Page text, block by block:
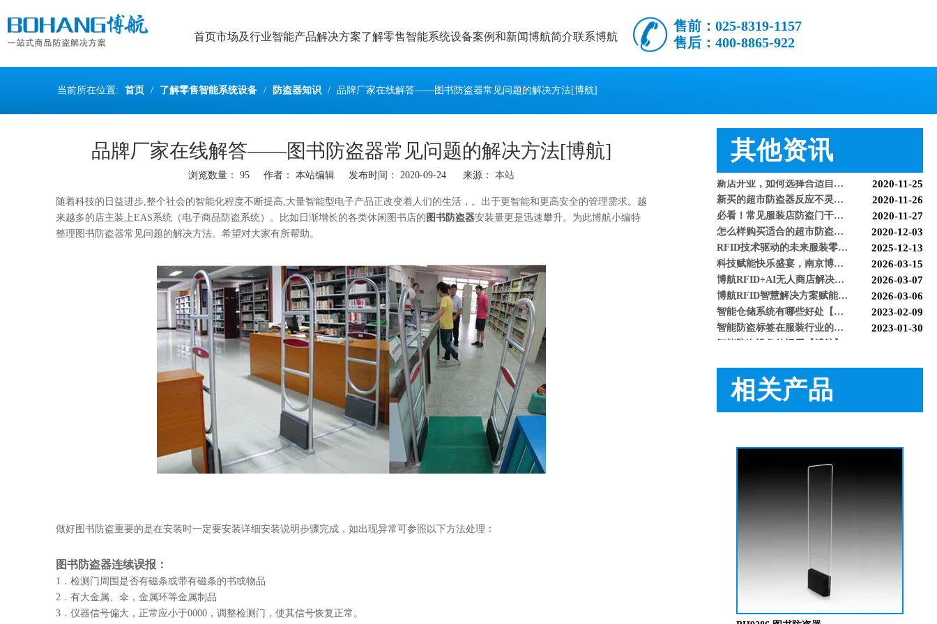
首页市场及行业智能产品解决方案了解零售智能系统设备案例和新闻博航简介联系博航
售前：025-8319-1157
售后：400-8865-922
当前所在位置: 首页 / 了解零售智能系统设备 / 防盗器知识 / 品牌厂家在线解答——图书防盗器常见问题的解决方法[博航]
品牌厂家在线解答——图书防盗器常见问题的解决方法[博航]
浏览数量： 95 作者： 本站编辑 发布时间： 2020-09-24 来源： 本站
["wechat","weibo","qzone","douban","email"]
随着科技的日益进步,整个社会的智能化程度不断提高,大量智能型电子产品正改变着人们的生活 ，。出于更智能和更高安全的管理需求。越
来越多的店主装上EAS系统（电子商品防盗系统）。比如日渐增长的各类休闲图书店的 图书防盗器安装量更是迅速攀升。为此博航小编特
整理图书防盗器常见问题的解决方法。希望对大家有所帮助。
做好图书防盗重要的是在安装时一定要安装详细安装说明步骤完成，如出现异常可参照以下方法处理：
图书防盗器连续误报：
1．检测门周围是否有磁条或带有磁条的书或物品
2．有大金属、伞，金属环等金属制品
3．仪器信号偏大，正常应小于0000，调整检测门，使其信号恢复正常。
其他资讯
RFID防盗器系统在商超的应用
新买的超市防盗器反应不灵敏怎么回事？听听技术人员怎么解释[博航] 2020-11-26
必看！常见服装店防盗门干扰的因素有哪些？[博航] 2020-11-27
怎么样购买适合的超市防盗门？多注意以下几点！[博航] 2020-12-03
RFID技术驱动的未来服装零售：自助式购物体验白皮书 2025-12-13
科技赋能快乐盛宴，南京博航硬核护航黄子弘凡鸟巢“OPEN WORLD”演唱会 2026-03-15
博航RFID+AI无人商店解决方案落地江苏大生集团 首店开业运营平稳，树立智慧零售新标杆 2026-03-07
博航RFID智慧解决方案赋能国家体育场（鸟巢） 以科技之力预祝2026年多场演唱会圆满成功 2026-03-06
智能仓储系统有哪些好处【博航】 2023-02-09
智能防盗标签在服装行业的应用【博航】 2023-01-30
智能防盗设备的运用【博航】 2022-03-04
相关产品
BH400 图书防盗标签光电充消敏仪
BH8088 图书电磁波防盗器